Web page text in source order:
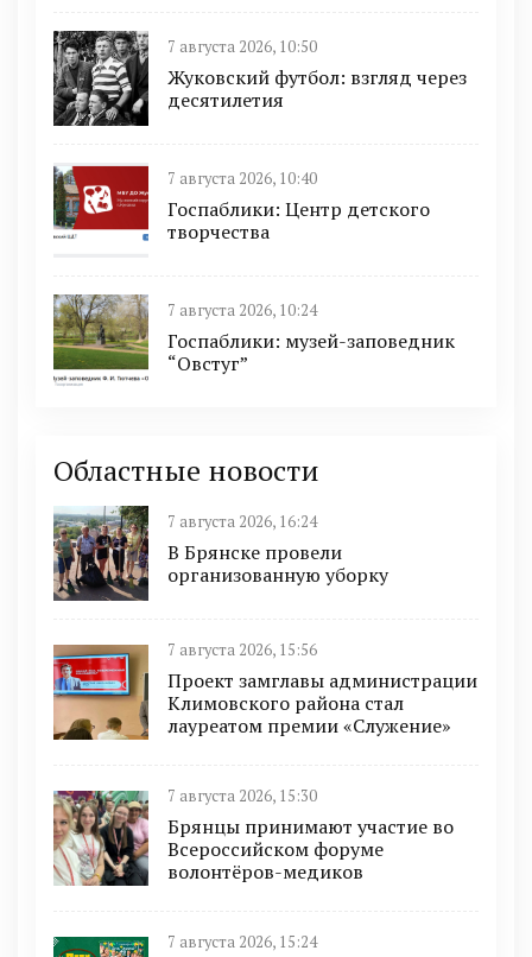
7 августа 2026, 10:50
Жуковский футбол: взгляд через
десятилетия
7 августа 2026, 10:40
Госпаблики: Центр детского
творчества
7 августа 2026, 10:24
Госпаблики: музей-заповедник
“Овстуг”
Областные новости
7 августа 2026, 16:24
В Брянске провели
организованную уборку
7 августа 2026, 15:56
Проект замглавы администрации
Климовского района стал
лауреатом премии «Служение»
7 августа 2026, 15:30
Брянцы принимают участие во
Всероссийском форуме
волонтёров-медиков
7 августа 2026, 15:24